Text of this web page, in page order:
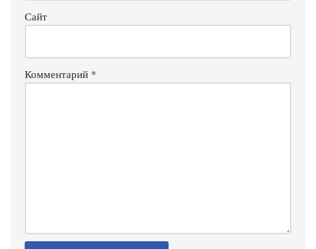
Сайт
Комментарий *